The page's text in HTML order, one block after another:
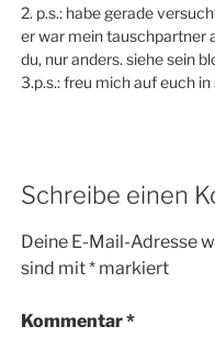
2. p.s.: habe gerade
er war mein tauschpartner
du, nur anders. siehe sein
3.p.s.: freu mich auf euch in
Schreibe einen
Deine E-Mail-Adresse
sind mit* markiert
Kommentar*